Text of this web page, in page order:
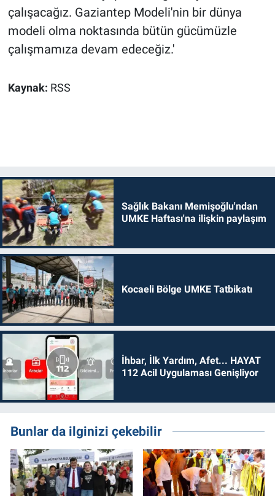
çalışacağız. Gaziantep Modeli'nin bir dünya
modeli olma noktasında bütün gücümüzle
çalışmamıza devam edeceğiz.'
Kaynak: RSS
Sağlık Bakanı Memişoğlu'ndan
UMKE Haftası'na ilişkin paylaşım
Kocaeli Bölge UMKE Tatbikatı
İhbar, İlk Yardım, Afet... HAYAT
112 Acil Uygulaması Genişliyor
Bunlar da ilginizi çekebilir